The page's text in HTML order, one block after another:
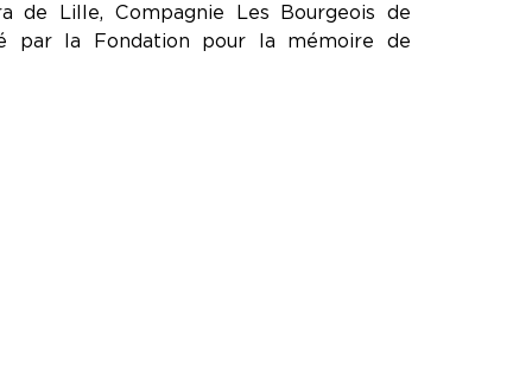
de Lille, Compagnie Les Bourgeois de
par la Fondation pour la mémoire de